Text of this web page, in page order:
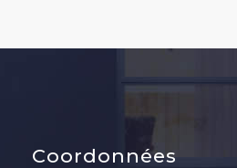
Coordonnées